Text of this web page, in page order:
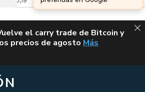
ALERTA
el carry trade de Bitcoin y
precios de agosto VUELVE EL
Más